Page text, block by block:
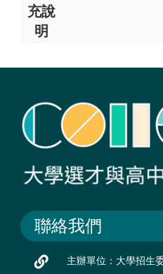
充說
明
聯絡我們
主辦單位：大學招生